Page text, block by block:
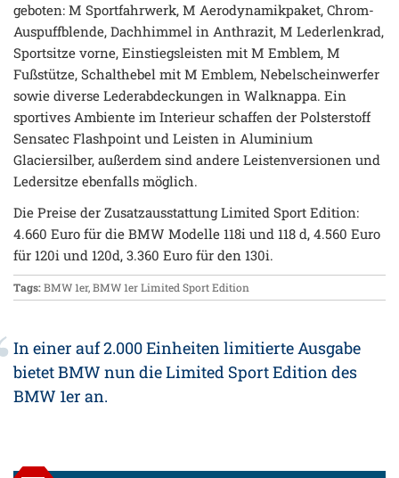
geboten: M Sportfahrwerk, M Aerodynamikpaket, Chrom-
Auspuffblende, Dachhimmel in Anthrazit, M Lederlenkrad,
Sportsitze vorne, Einstiegsleisten mit M Emblem, M
Fußstütze, Schalthebel mit M Emblem, Nebelscheinwerfer
sowie diverse Lederabdeckungen in Walknappa. Ein
sportives Ambiente im Interieur schaffen der Polsterstoff
Sensatec Flashpoint und Leisten in Aluminium
Glaciersilber, außerdem sind andere Leistenversionen und
Ledersitze ebenfalls möglich.
Die Preise der Zusatzausstattung Limited Sport Edition:
4.660 Euro für die BMW Modelle 118i und 118 d, 4.560 Euro
für 120i und 120d, 3.360 Euro für den 130i.
Tags:BMW 1er,BMW 1er Limited Sport Edition
In einer auf 2.000 Einheiten limitierte Ausgabe
bietet BMW nun die Limited Sport Edition des
BMW 1er an.